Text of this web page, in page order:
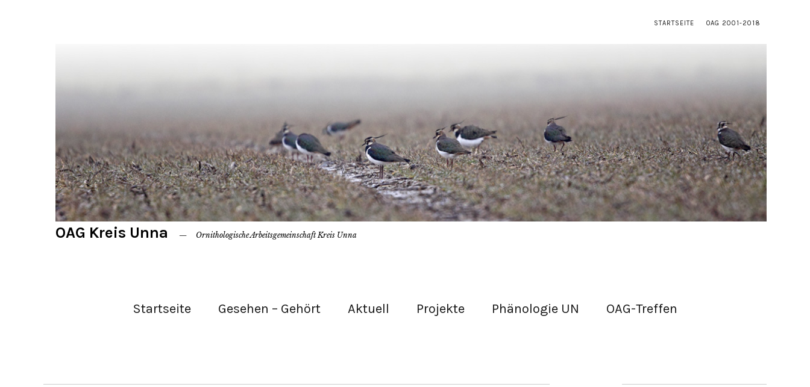
STARTSEITE OAG 2001-2018
OAG Kreis Unna Ornithologische Arbeitsgemeinschaft Kreis Unna
Startseite Gesehen – Gehört Aktuell Projekte Phänologie UN OAG-Treffen